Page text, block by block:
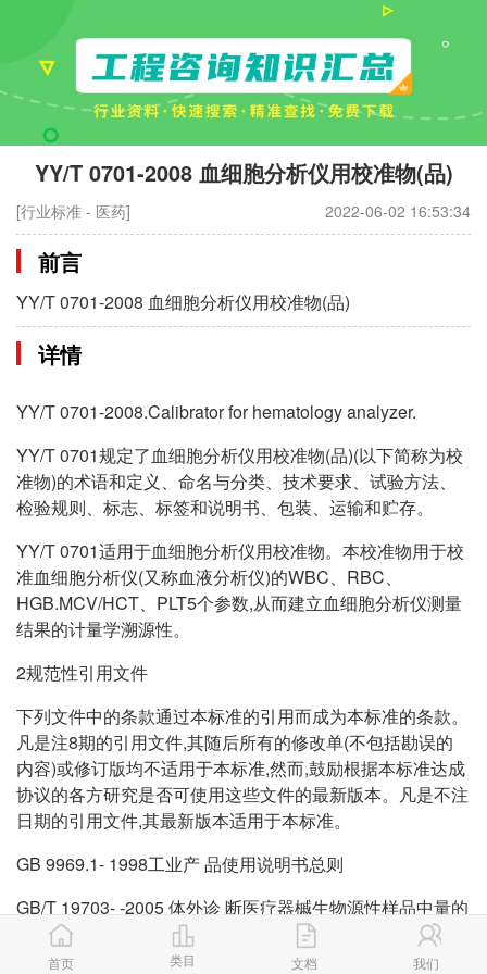
YY/T 0701-2008 血细胞分析仪用校准物(品)
[行业标准 - 医药] 2022-06-02 16:53:34
前言
YY/T 0701-2008 血细胞分析仪用校准物(品)
详情
YY/T 0701-2008.Calibrator for hematology analyzer.
YY/T 0701规定了血细胞分析仪用校准物(品)(以下简称为校
准物)的术语和定义、命名与分类、技术要求、试验方法、
检验规则、标志、标签和说明书、包装、运输和贮存。
YY/T 0701适用于血细胞分析仪用校准物。本校准物用于校
准血细胞分析仪(又称血液分析仪)的WBC、RBC、
HGB.MCV/HCT、PLT5个参数,从而建立血细胞分析仪测量
结果的计量学溯源性。
2规范性引用文件
下列文件中的条款通过本标准的引用而成为本标准的条款。
凡是注8期的引用文件,其随后所有的修改单(不包括勘误的
内容)或修订版均不适用于本标准,然而,鼓励根据本标准达成
协议的各方研究是否可使用这些文件的最新版本。凡是不注
日期的引用文件,其最新版本适用于本标准。
GB 9969.1- 1998工业产 品使用说明书总则
GB/T 19703- -2005 体外诊 断医疗器槭生物源性样品中量的
测量参考物质 的说明(ISO 15194 :2002 ,IDT)
首页 类目 文档 我们